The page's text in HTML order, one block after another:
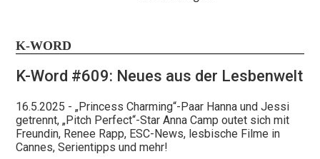
K-WORD
K-Word #609: Neues aus der Lesbenwelt
16.5.2025 - „Princess Charming“-Paar Hanna und Jessi
getrennt, „Pitch Perfect“-Star Anna Camp outet sich mit
Freundin, Renee Rapp, ESC-News, lesbische Filme in
Cannes, Serientipps und mehr!